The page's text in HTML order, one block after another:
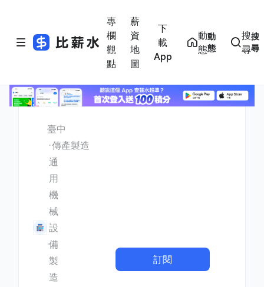
專
欄
觀
點
薪
資
地
圖
下
載
App
動
態
動
態
搜
尋
搜
尋
臺中
傳產製造
通
用
機
械
設
備
製
造
訂閱